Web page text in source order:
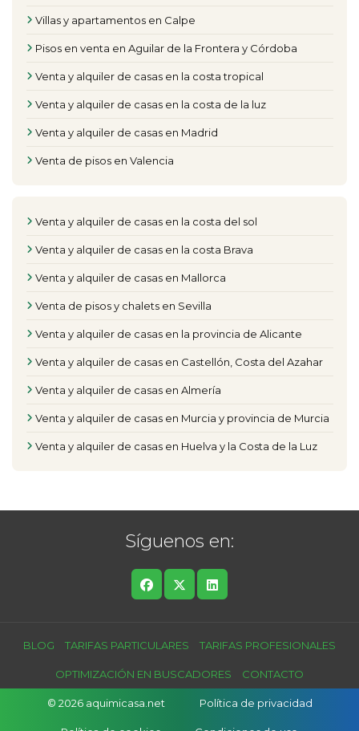
Villas y apartamentos en Calpe
Pisos en venta en Aguilar de la Frontera y Córdoba
Venta y alquiler de casas en la costa tropical
Venta y alquiler de casas en la costa de la luz
Venta y alquiler de casas en Madrid
Venta de pisos en Valencia
Venta y alquiler de casas en la costa del sol
Venta y alquiler de casas en la costa Brava
Venta y alquiler de casas en Mallorca
Venta de pisos y chalets en Sevilla
Venta y alquiler de casas en la provincia de Alicante
Venta y alquiler de casas en Castellón, Costa del Azahar
Venta y alquiler de casas en Almería
Venta y alquiler de casas en Murcia y provincia de Murcia
Venta y alquiler de casas en Huelva y la Costa de la Luz
Síguenos en:
BLOG TARIFAS PARTICULARES TARIFAS PROFESIONALES
OPTIMIZACIÓN EN BUSCADORES CONTACTO
© 2026 aquimicasa.net Política de privacidad